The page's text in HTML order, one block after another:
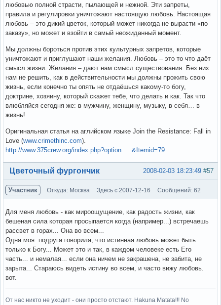
любовью полной страсти, пылающей и нежной. Эти запреты,
правила и регулировки уничтожают настоящую любовь. Настоящая
любовь – это дикий цветок, который может никогда не вырасти «по
заказу», но может и взойти в самый неожиданный момент.
Мы должны бороться против этих культурных запретов, которые
уничтожают и приглушают наши желания. Любовь – это то что даёт
смысл жизни. Желания – дают нам смысл существования. Без них
нам не решить, как в действительности мы должны прожить свою
жизнь, если конечно ты опять не отдаёшься какому-то богу,
доктрине, хозяину, который скажет тебе, что делать и как. Так что
влюбляйся сегодня же: в мужчину, женщину, музыку, в себя… в
жизнь!
Оригинальная статья на аглийском языке Join the Resistance: Fall in
Love (www.crimethinc.com).
http://www.375crew.org/index.php?option … &Itemid=79
Вне форума #57
2008-02-03 18:23:49
Цветочный фургончик
Участник Откуда: Москва Здесь с 2007-12-16 Сообщений: 62
Для меня любовь - как мироощущение, как радость жизни, как
бешеная сила которая просыпается когда (например...) встречаешь
рассвет в горах... Она во всем...
Одна моя подруга говорила, что истинная любовь может быть
только к Богу... Может это и так, в каждом человеке есть Его
часть... и немалая... если она ничем не закрашена, не забита, не
зарыта... Стараюсь видеть истину во всем, и часто вижу любовь.
вот.
От нас никто не уходит - они просто отстают. Hakuna Matata!!! No